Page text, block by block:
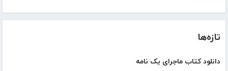
تازه‌ها
دانلود کتاب ماجرای یک نامه